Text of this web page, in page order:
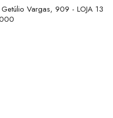
Vargas, 909 - LOJA 13